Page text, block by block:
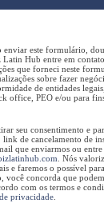
enviar este formulário,
Latin Hub entre em
que forneci neste
sobre fazer
de entidades legais,
office, PEO e/ou para
seu consentimento e
link de cancelamento de
que enviarmos ou entre
. Nós
e faremos o possível
você concorda que
com os termos e
privacidade